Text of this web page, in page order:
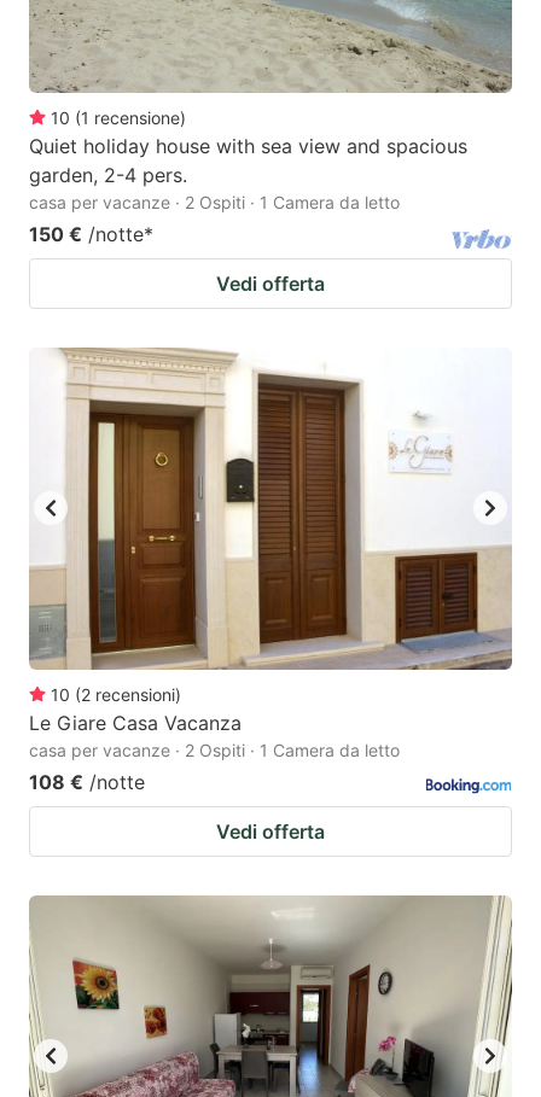
10 (1 recensione)
Quiet holiday house with sea view and spacious
garden, 2-4 pers.
casa per vacanze · 2 Ospiti · 1 Camera da letto
150 € /notte*
Vedi offerta
10 (2 recensioni)
Le Giare Casa Vacanza
casa per vacanze · 2 Ospiti · 1 Camera da letto
108 € /notte
Vedi offerta